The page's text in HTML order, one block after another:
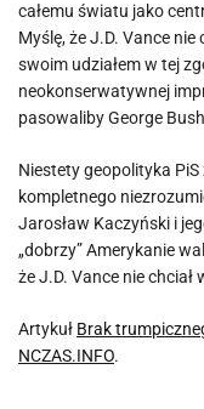
całemu światu jako
Myślę, że J.D. Vance
swoim udziałem w tej
neokonserwatywnej
pasowaliby George
Niestety geopolityka PiS
kompletnego
Jarosław Kaczyński i
„dobrzy” Amerykanie
że J.D. Vance nie
Artykuł Brak
NCZAS.INFO.